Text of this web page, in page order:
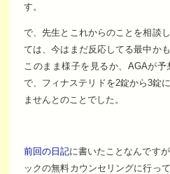
す。
で、先生とこれからのことを相談
ては、今はまだ反応してる最中か
このまま様子を見るか、AGAが
で、フィナステリドを2錠から3錠
ませんとのことでした。
前回の日記に書いたことなんです
ックの無料カウンセリングに行っ